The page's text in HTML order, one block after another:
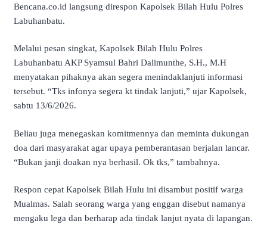
Bencana.co.id langsung direspon Kapolsek Bilah Hulu Polres
Labuhanbatu.
Melalui pesan singkat, Kapolsek Bilah Hulu Polres
Labuhanbatu AKP Syamsul Bahri Dalimunthe, S.H., M.H
menyatakan pihaknya akan segera menindaklanjuti informasi
tersebut. “Tks infonya segera kt tindak lanjuti,” ujar Kapolsek,
sabtu 13/6/2026.
Beliau juga menegaskan komitmennya dan meminta dukungan
doa dari masyarakat agar upaya pemberantasan berjalan lancar.
“Bukan janji doakan nya berhasil. Ok tks,” tambahnya.
Respon cepat Kapolsek Bilah Hulu ini disambut positif warga
Mualmas. Salah seorang warga yang enggan disebut namanya
mengaku lega dan berharap ada tindak lanjut nyata di lapangan.